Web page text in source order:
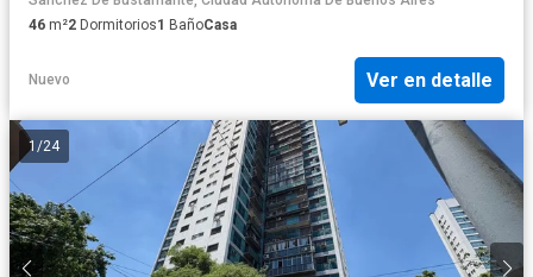
46 m²2 Dormitorios1 BañoCasa
Nuevo Ver en detalle
1 /24